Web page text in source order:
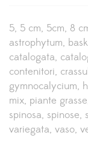
5 5 cm 5cm 8
astrophytum
catalogata
contenitori
gymnocalycium
mix piante grasse
spinosa spinose
variegata vaso